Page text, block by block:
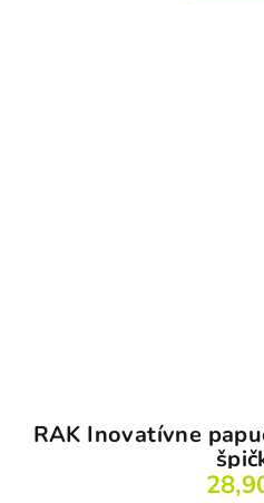
RAK Inovatívne